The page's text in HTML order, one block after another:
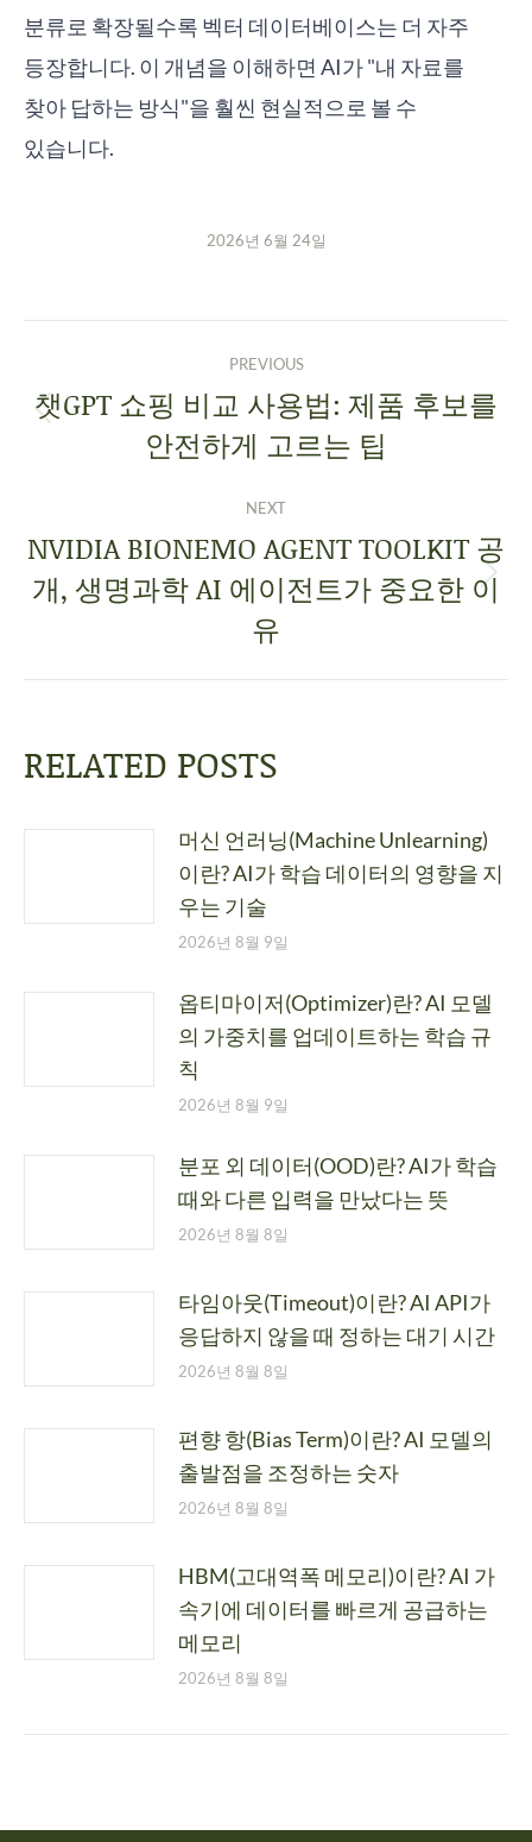
분류로 확장될수록 벡터 데이터베이스는 더 자주
등장합니다. 이 개념을 이해하면 AI가 "내 자료를
찾아 답하는 방식"을 훨씬 현실적으로 볼 수
있습니다.
2026년 6월 24일
PREVIOUS
챗GPT 쇼핑 비교 사용법: 제품 후보를
안전하게 고르는 팁
NEXT
NVIDIA BIONEMO AGENT TOOLKIT 공
개, 생명과학 AI 에이전트가 중요한 이
유
RELATED POSTS
머신 언러닝(Machine Unlearning)
이란? AI가 학습 데이터의 영향을 지
우는 기술
2026년 8월 9일
옵티마이저(Optimizer)란? AI 모델
의 가중치를 업데이트하는 학습 규
칙
2026년 8월 9일
분포 외 데이터(OOD)란? AI가 학습
때와 다른 입력을 만났다는 뜻
2026년 8월 8일
타임아웃(Timeout)이란? AI API가
응답하지 않을 때 정하는 대기 시간
2026년 8월 8일
편향 항(Bias Term)이란? AI 모델의
출발점을 조정하는 숫자
2026년 8월 8일
HBM(고대역폭 메모리)이란? AI 가
속기에 데이터를 빠르게 공급하는
메모리
2026년 8월 8일